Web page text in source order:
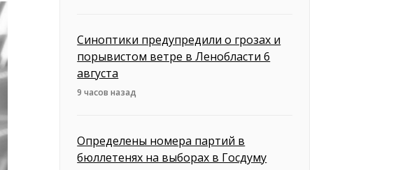
Синоптики предупредили о грозах и
порывистом ветре в Ленобласти 6
августа
9 часов назад
Определены номера партий в
бюллетенях на выборах в Госдуму